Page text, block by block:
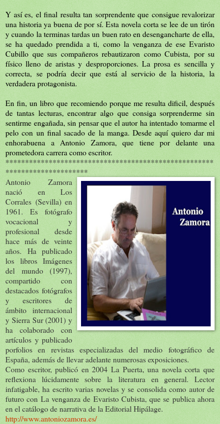
Y así es, el final resulta tan sorprendente que consigue revalorizar
una historia ya buena de por sí. Esta novela corta se lee de un tirón
y cuando la terminas tardas un buen rato en desengancharte de ella,
se ha quedado prendida a ti, como la venganza de ese Evaristo
Cubillo que sus compañeros rebautizaron como Cubista, por su
físico lleno de aristas y desproporciones. La prosa es sencilla y
correcta, se podría decir que está al servicio de la historia, la
verdadera protagonista.
En fin, un libro que recomiendo porque me resulta dificil, después
de tantas lecturas, encontrar algo que consiga sorprenderme sin
sentirme engañada, sin pensar que el autor ha intentado tomarme el
pelo con un final sacado de la manga. Desde aquí quiero dar mi
enhorabuena a Antonio Zamora, que tiene por delante una
prometedora carrera como escritor.
*****************************************************
*********************
Antonio Zamora
nació en Los
Corrales (Sevilla) en
1961. Es fotógrafo
vocacional y
profesional desde
hace más de veinte
años. Ha publicado
los libros Imágenes
del mundo (1997),
compartido con
destacados fotógrafos
y escritores de
ámbito internacional
y Sierra Sur (2001) y
ha colaborado con
artículos y publicado
porfolios en revistas especializadas del medio fotográfico de
España, además de llevar adelante numerosas exposiciones.
Como escritor, publicó en 2004 La Puerta, una novela corta que
reflexiona lúcidamente sobre la literatura en general. Lector
infatigable, ha escrito varias novelas y se consolida como autor de
futuro con La venganza de Evaristo Cubista, que se publica ahora
en el catálogo de narrativa de la Editorial Hipálage.
http://www.antoniozamora.es/